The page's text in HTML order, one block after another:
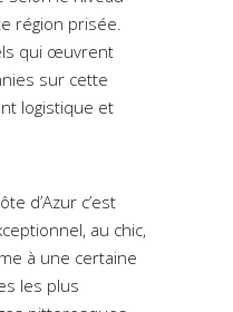
région prisée.
qui œuvrent
sur cette
logistique et
d’Azur c’est
au chic,
à une certaine
les plus